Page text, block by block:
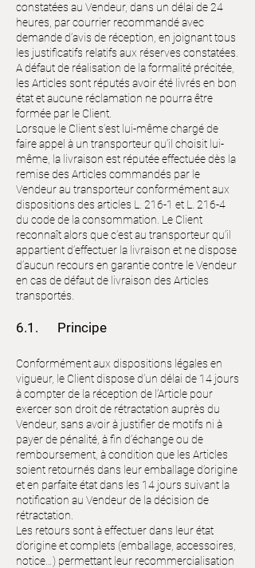
constatées au Vendeur, dans un délai de 24
heures, par courrier recommandé avec
demande d’avis de réception, en joignant tous
les justificatifs relatifs aux réserves constatées.
A défaut de réalisation de la formalité précitée,
les Articles sont réputés avoir été livrés en bon
état et aucune réclamation ne pourra être
formée par le Client.
Lorsque le Client s’est lui-même chargé de
faire appel à un transporteur qu’il choisit lui-
même, la livraison est réputée effectuée dès la
remise des Articles commandés par le
Vendeur au transporteur conformément aux
dispositions des articles L. 216-1 et L. 216-4
du code de la consommation. Le Client
reconnaît alors que c’est au transporteur qu’il
appartient d’effectuer la livraison et ne dispose
d’aucun recours en garantie contre le Vendeur
en cas de défaut de livraison des Articles
transportés.
6.1. Principe
Conformément aux dispositions légales en
vigueur, le Client dispose d’un délai de 14 jours
à compter de la réception de l’Article pour
exercer son droit de rétractation auprès du
Vendeur, sans avoir à justifier de motifs ni à
payer de pénalité, à fin d’échange ou de
remboursement, à condition que les Articles
soient retournés dans leur emballage d’origine
et en parfaite état dans les 14 jours suivant la
notification au Vendeur de la décision de
rétractation.
Les retours sont à effectuer dans leur état
d’origine et complets (emballage, accessoires,
notice…) permettant leur recommercialisation